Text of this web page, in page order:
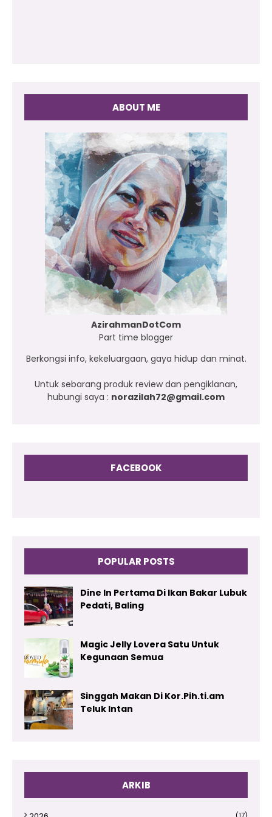
ABOUT ME
AzirahmanDotCom
Part time blogger
Berkongsi info, kekeluargaan, gaya hidup dan minat.
Untuk sebarang produk review dan pengiklanan,
hubungi saya : norazilah72@gmail.com
FACEBOOK
POPULAR POSTS
Dine In Pertama Di Ikan Bakar Lubuk
Pedati, Baling
Magic Jelly Lovera Satu Untuk
Kegunaan Semua
Singgah Makan Di Kor.Pih.ti.am
Teluk Intan
ARKIB